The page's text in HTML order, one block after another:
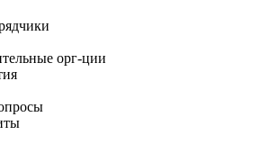
орг-ции